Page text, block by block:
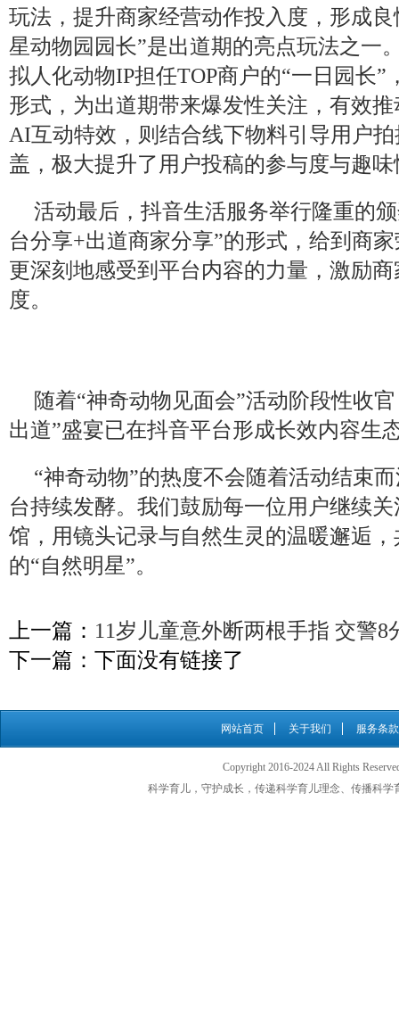
玩法，提升商家经营动作投入度，形成
星动物园园长”是出道期的亮点玩法之一
拟人化动物IP担任TOP商户的“一日园长
形式，为出道期带来爆发性关注，有效
AI互动特效，则结合线下物料引导用户
盖，极大提升了用户投稿的参与度与趣味
活动最后，抖音生活服务举行隆重的
台分享+出道商家分享”的形式，给到商
更深刻地感受到平台内容的力量，激励
度。
随着“神奇动物见面会”活动阶段性收
出道”盛宴已在抖音平台形成长效内容生
“神奇动物”的热度不会随着活动结束
台持续发酵。我们鼓励每一位用户继续
馆，用镜头记录与自然生灵的温暖邂逅
的“自然明星”。
上一篇： 11岁儿童意外断两根手指 交警8
下一篇：下面没有链接了
网站首页 关于我们 服务条款
Copyright 2016-2024 All Rights
科学育儿，守护成长，传递科学育儿理念、传播科学